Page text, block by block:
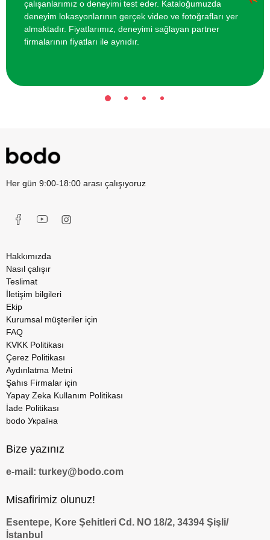
İki Kişi için Resim Atölyesi 1700 TL
çalışanlarımız o deneyimi test eder. Kataloğumuzda
deneyim lokasyonlarının gerçek video ve fotoğrafları yer
almaktadır. Fiyatlarımız, deneyimi sağlayan partner
firmalarının fiyatları ile aynıdır.
Her gün 9:00-18:00 arası çalışıyoruz
Hakkımızda
Nasıl çalışır
Teslimat
İletişim bilgileri
Ekip
Kurumsal müşteriler için
FAQ
KVKK Politikası
Çerez Politikası
Aydınlatma Metni
Şahıs Firmalar için
Yapay Zeka Kullanım Politikası
İade Politikası
bodo Україна
Bize yazınız
e-mail: turkey@bodo.com
Misafirimiz olunuz!
Esentepe, Kore Şehitleri Cd. NO 18/2, 34394 Şişli/
İstanbul